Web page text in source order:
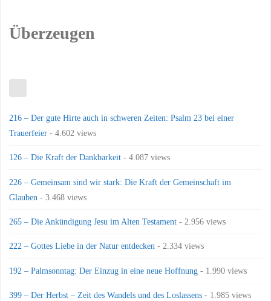
Überzeugen
216 – Der gute Hirte auch in schweren Zeiten: Psalm 23 bei einer
Trauerfeier - 4.602 views
126 – Die Kraft der Dankbarkeit - 4.087 views
226 – Gemeinsam sind wir stark: Die Kraft der Gemeinschaft im
Glauben - 3.468 views
265 – Die Ankündigung Jesu im Alten Testament - 2.956 views
222 – Gottes Liebe in der Natur entdecken - 2.334 views
192 – Palmsonntag: Der Einzug in eine neue Hoffnung - 1.990 views
399 – Der Herbst – Zeit des Wandels und des Loslassens - 1.985 views